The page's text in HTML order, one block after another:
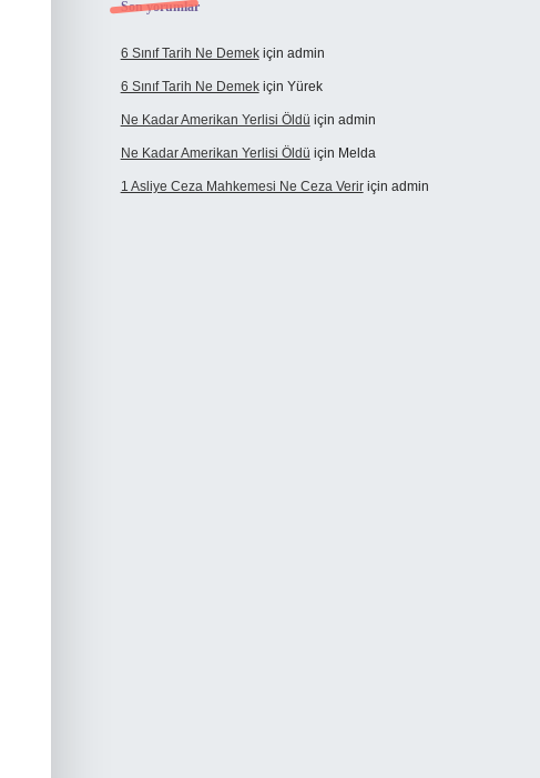
Son yorumlar
6 Sınıf Tarih Ne Demekiçin admin
6 Sınıf Tarih Ne Demekiçin Yürek
Ne Kadar Amerikan Yerlisi Öldü için admin
Ne Kadar Amerikan Yerlisi Öldü için Melda
1 Asliye Ceza Mahkemesi Ne Ceza Veririçin admin